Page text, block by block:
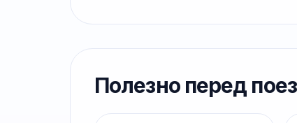
Полезно перед